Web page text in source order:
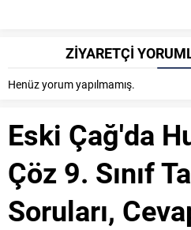
ZİYARETÇİ
Henüz yorum yapılmamış.
Eski Çağ'da
Çöz 9. Sınıf
Soruları,